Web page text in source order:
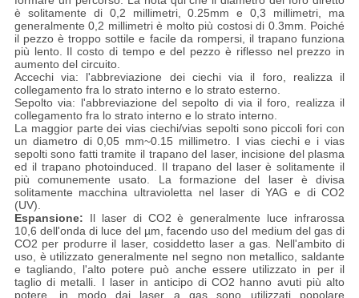
è solitamente di 0,2 millimetri, 0.25mm e 0,3 millimetri, ma
generalmente 0,2 millimetri è molto più costosi di 0.3mm. Poiché
il pezzo è troppo sottile e facile da rompersi, il trapano funziona
più lento. Il costo di tempo e del pezzo è riflesso nel prezzo in
aumento del circuito.
Accechi via: l'abbreviazione dei ciechi via il foro, realizza il
collegamento fra lo strato interno e lo strato esterno.
Sepolto via: l'abbreviazione del sepolto di via il foro, realizza il
collegamento fra lo strato interno e lo strato interno.
La maggior parte dei vias ciechi/vias sepolti sono piccoli fori con
un diametro di 0,05 mm~0.15 millimetro. I vias ciechi e i vias
sepolti sono fatti tramite il trapano del laser, incisione del plasma
ed il trapano photoinduced. Il trapano del laser è solitamente il
più comunemente usato. La formazione del laser è divisa
solitamente macchina ultravioletta nel laser di YAG e di CO2
(UV).
Espansione: Il laser di CO2 è generalmente luce infrarossa
10,6 dell'onda di luce del µm, facendo uso del medium del gas di
CO2 per produrre il laser, cosiddetto laser a gas. Nell'ambito di
uso, è utilizzato generalmente nel segno non metallico, saldante
e tagliando, l'alto potere può anche essere utilizzato in per il
taglio di metalli. I laser in anticipo di CO2 hanno avuti più alto
potere, in modo dai laser a gas sono utilizzati popolare